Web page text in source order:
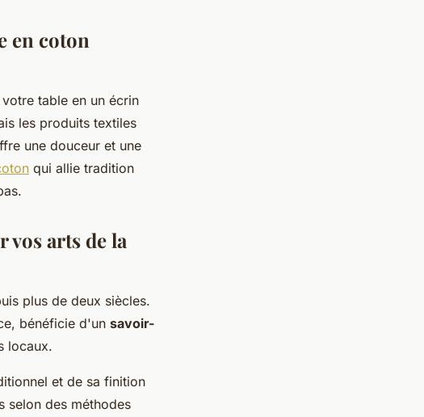
en coton
table en un écrin
les produits textiles
une douceur et une
qui allie tradition
vos arts de la
plus de deux siècles.
bénéficie d'un savoir-
locaux.
et de sa finition
selon des méthodes